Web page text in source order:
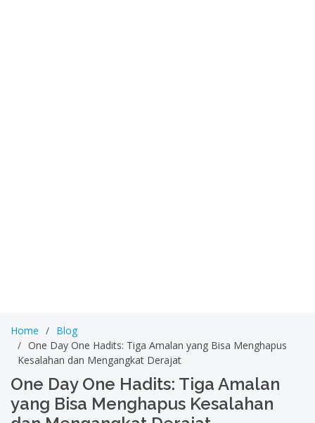
Home
Blog
One Day One Hadits: Tiga Amalan yang Bisa Menghapus
Kesalahan dan Mengangkat Derajat
One Day One Hadits: Tiga Amalan
yang Bisa Menghapus Kesalahan